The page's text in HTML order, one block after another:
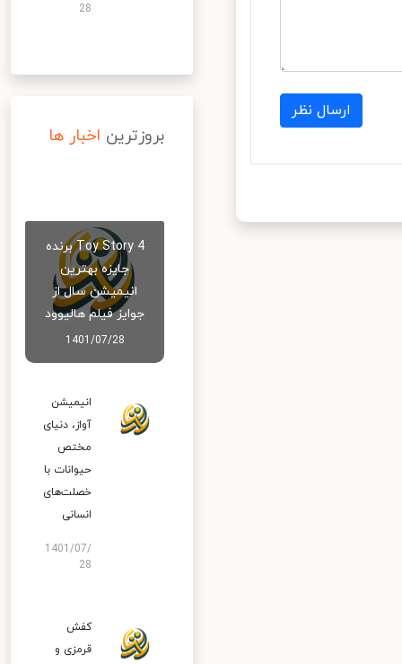
ارسال نظر
28
بروزترین اخبار ها
Toy Story 4 برنده
جایزه بهترین
انیمیشن سال از
جوایز فیلم هالیوود
1401/07/28
انیمیشن
آواز، دنیای
مختص
حیوانات با
خصلت‌های
انسانی
1401/07/
28
کفش
قرمزی و